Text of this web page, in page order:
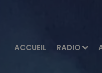
ACCUEIL RADIO